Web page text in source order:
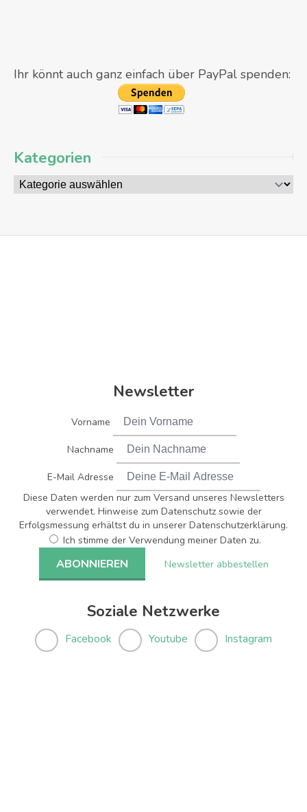
Ihr könnt auch ganz einfach über PayPal spenden:
Kategorien
Newsletter
Vorname
Nachname
E-Mail Adresse
Diese Daten werden nur zum Versand unseres Newsletters
verwendet. Hinweise zum Datenschutz sowie der
Erfolgsmessung erhältst du in unserer Datenschutzerklärung.
Ich stimme der Verwendung meiner Daten zu.
Newsletter abbestellen
Soziale Netzwerke
Facebook Youtube Instagram